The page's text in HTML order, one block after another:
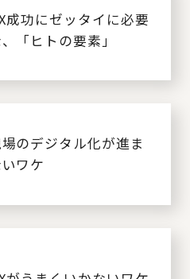
成功にゼッタイに必要
「ヒトの要素」
のデジタル化が進ま
ワケ